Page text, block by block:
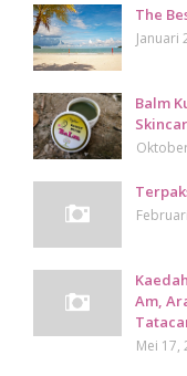
The
Januari
Balm
Am,
Mei 17,